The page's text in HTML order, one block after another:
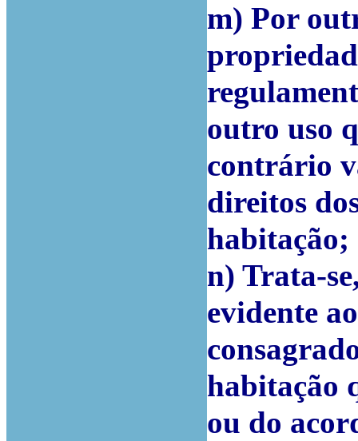
m) Por
outro uso
contrário
direitos
habitação;
n) Trata-
evidente
habitação
ou do